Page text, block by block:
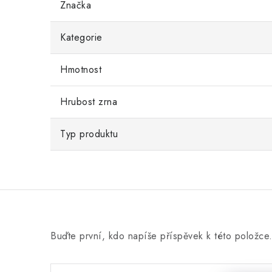
Značka
Kategorie
Hmotnost
Hrubost zrna
Typ produktu
Buďte první, kdo napíše příspěvek k této položce.